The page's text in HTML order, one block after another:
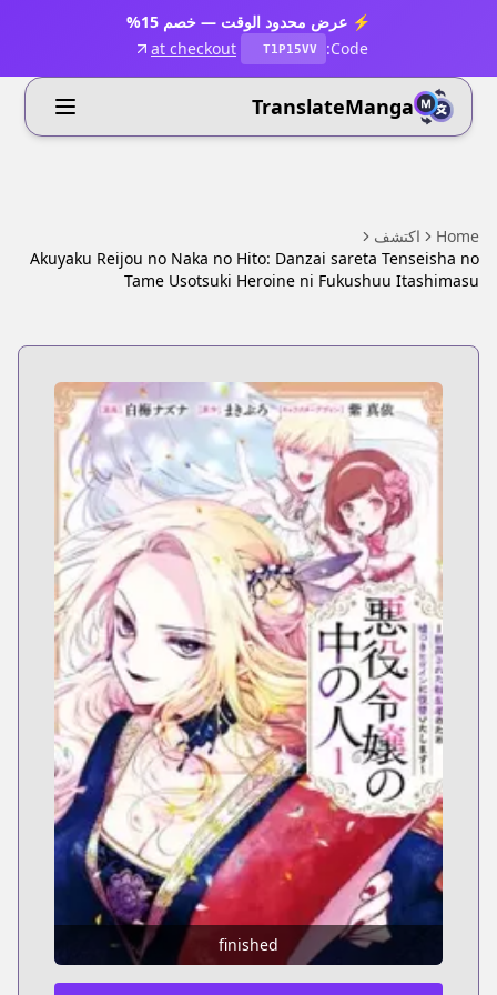
⚡ عرض محدود الوقت — خصم 15%
Code:
T1P15VV
at checkout
TranslateManga
Home
اكتشف
Akuyaku Reijou no Naka no Hito: Danzai sareta Tenseisha no
Tame Usotsuki Heroine ni Fukushuu Itashimasu
finished